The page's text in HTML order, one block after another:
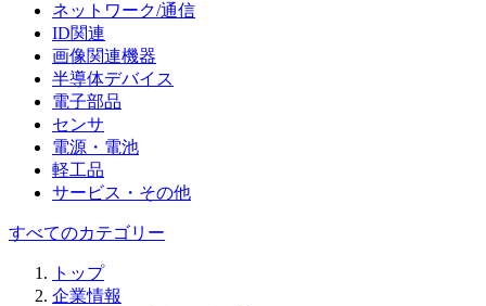
ネットワーク/通信
ID関連
画像関連機器
半導体デバイス
電子部品
センサ
電源・電池
軽工品
サービス・その他
すべてのカテゴリー
トップ
企業情報